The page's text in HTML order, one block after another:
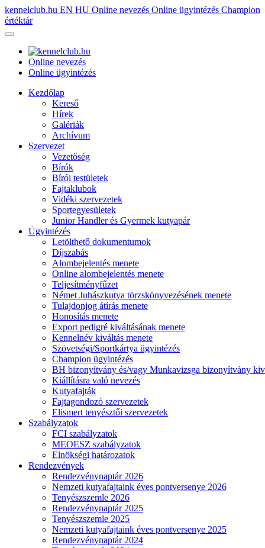
kennelclub.hu EN HU Online nevezés Online ügyintézés Champion
értéktár
Online nevezés
Online ügyintézés
Kezdőlap
Kereső
Hírek
Galériák
Archívum
Szervezet
Vezetőség
Bírók
Bírói testületek
Fajtaklubok
Vidéki szervezetek
Sportegyesületek
Junior Handler és Gyermek kutyapár
Ügyintézés
Letölthető dokumentumok
Díjszabás
Alombejelentés menete
Online alombejelentés menete
Teljesítményfűzet
Német Juhászkutya törzskönyvezésének menete
Tulajdonjog átírás menete
Honosítás menete
Export pedigré kiváltásának menete
Kennelnév kiváltás menete
Szövetségi/Sportkártya ügyintézés
Champion ügyintézés
BH bizonyítvány és/vagy Munkavizsga bizonyítvány
Kiállításra való nevezés
Kutyafajták
Fajtagondozó szervezetek
Elismert tenyésztői szervezetek
Szabályzatok
FCI szabályzatok
MEOESZ szabályzatok
Elnökségi határozatok
Rendezvények
Rendezvénynaptár 2026
Nemzeti kutyafajtaink éves pontversenye 2026
Tenyészszemle 2026
Rendezvénynaptár 2025
Tenyészszemle 2025
Nemzeti kutyafajtaink éves pontversenye 2025
Rendezvénynaptár 2024